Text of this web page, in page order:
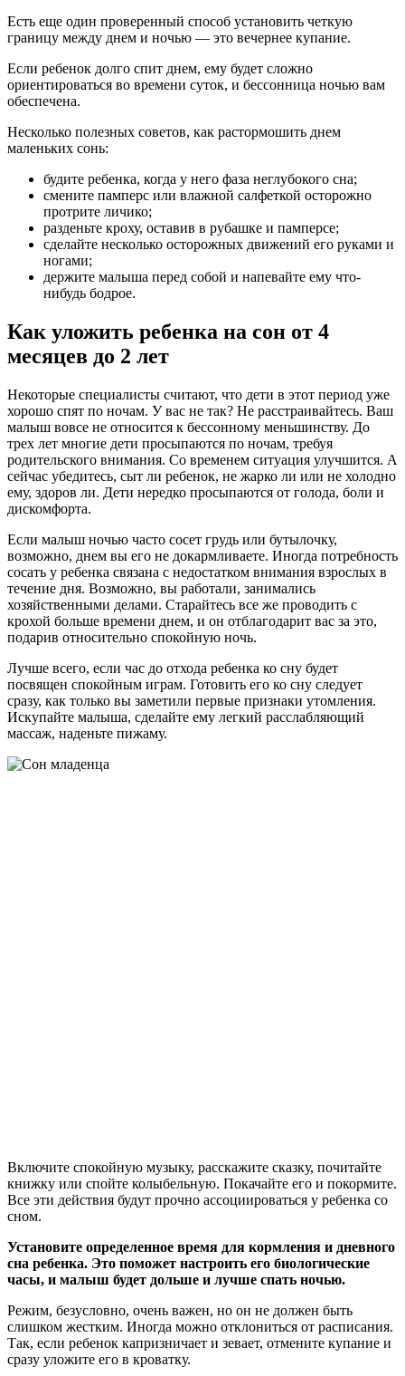
Есть еще один проверенный способ установить четкую
границу между днем и ночью — это вечернее купание.
Если ребенок долго спит днем, ему будет сложно
ориентироваться во времени суток, и бессонница ночью вам
обеспечена.
Несколько полезных советов, как растормошить днем
маленьких сонь:
будите ребенка, когда у него фаза неглубокого сна;
смените памперс или влажной салфеткой осторожно
протрите личико;
разденьте кроху, оставив в рубашке и памперсе;
сделайте несколько осторожных движений его руками и
ногами;
держите малыша перед собой и напевайте ему что-
нибудь бодрое.
Как уложить ребенка на сон от 4
месяцев до 2 лет
Некоторые специалисты считают, что дети в этот период уже
хорошо спят по ночам. У вас не так? Не расстраивайтесь. Ваш
малыш вовсе не относится к бессонному меньшинству. До
трех лет многие дети просыпаются по ночам, требуя
родительского внимания. Со временем ситуация улучшится. А
сейчас убедитесь, сыт ли ребенок, не жарко ли или не холодно
ему, здоров ли. Дети нередко просыпаются от голода, боли и
дискомфорта.
Если малыш ночью часто сосет грудь или бутылочку,
возможно, днем вы его не докармливаете. Иногда потребность
сосать у ребенка связана с недостатком внимания взрослых в
течение дня. Возможно, вы работали, занимались
хозяйственными делами. Старайтесь все же проводить с
крохой больше времени днем, и он отблагодарит вас за это,
подарив относительно спокойную ночь.
Лучше всего, если час до отхода ребенка ко сну будет
посвящен спокойным играм. Готовить его ко сну следует
сразу, как только вы заметили первые признаки утомления.
Искупайте малыша, сделайте ему легкий расслабляющий
массаж, наденьте пижаму.
Включите спокойную музыку, расскажите сказку, почитайте
книжку или спойте колыбельную. Покачайте его и покормите.
Все эти действия будут прочно ассоциироваться у ребенка со
сном.
Установите определенное время для кормления и дневного
сна ребенка. Это поможет настроить его биологические
часы, и малыш будет дольше и лучше спать ночью.
Режим, безусловно, очень важен, но он не должен быть
слишком жестким. Иногда можно отклониться от расписания.
Так, если ребенок капризничает и зевает, отмените купание и
сразу уложите его в кроватку.